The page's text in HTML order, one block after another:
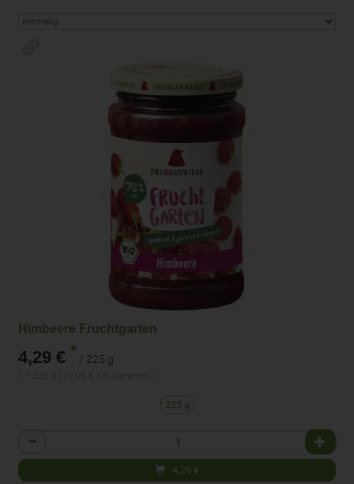
Himbeere Fruchtgarten
4,29 € * / 225 g
225 g
Anzahl
4,29 €